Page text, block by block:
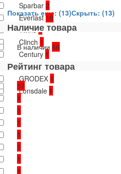
Sparbar 2
Everlast10
Twins1
Clinch 1
Century 1
GERMAN4
GRODEX 1
Lonsdale 1
Показать еще: (13)Скрыть: (13)
Наличие товара
В наличии 66
Рейтинг товара
57
1
1
1
1
1
1
1